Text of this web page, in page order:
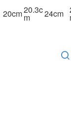
20cm20.3c
m 24cm